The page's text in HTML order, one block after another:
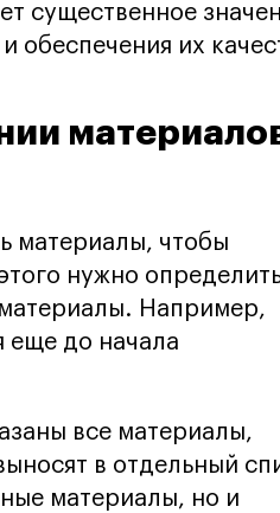
существенное
обеспечения их
материалы, чтобы
нужно
материалы. Например,
еще до начала
все материалы,
в отдельный
материалы, но и